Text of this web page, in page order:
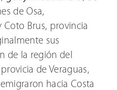
de Osa,
Coto Brus, provincia
sus
de la región del
de Veraguas,
hacia Costa